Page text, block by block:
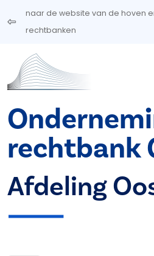
Overslaan en naar de inhoud
naar de website van de hoven
rechtbanken
rechtbank
Afdeling